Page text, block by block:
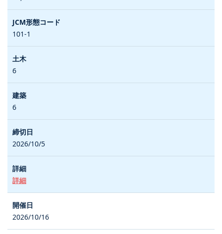
101-1
6
6
2026/10/5
詳細
2026/10/16